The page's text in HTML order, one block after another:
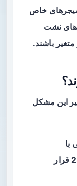
خاص
نشت
متغیر باشند.
این مشکل
با
استفاده از شیت‌های 14Fr یا 23Fr قرار